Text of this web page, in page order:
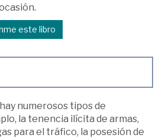
este libro
numerosos tipos de
la tenencia ilícita de armas,
para el tráfico, la posesión de